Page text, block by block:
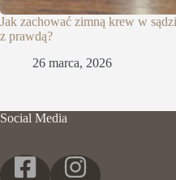
Jak zachować zimną krew w
z prawdą?
26 marca, 2026
Social Media